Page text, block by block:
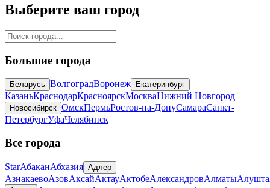
Выберите ваш город
Большие города
Беларусь ВолгоградВоронеж Екатеринбург
КазаньКраснодарКрасноярскМоскваНижний Новгород
Новосибирск ОмскПермьРостов-на-ДонуСамараСанкт-
ПетербургУфаЧелябинск
Все города
StarАбаканАбхазия Адлер
АзнакаевоАзовАксайАктауАктобеАлександровАлматыАлушта